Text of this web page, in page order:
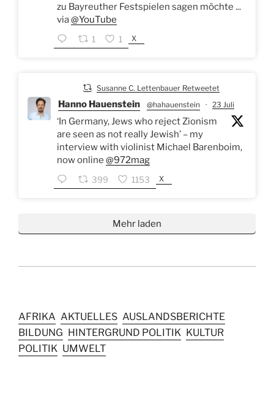
zu Bayreuther Festspielen sagen möchte ...
via@YouTube
1 1 X
Susanne C. Lettenbauer Retweetet
Hanno Hauenstein @hahauenstein · 23 Juli
‘In Germany, Jews who reject Zionism
are seen as not really Jewish’ – my
interview with violinist Michael Barenboim,
now online @972mag
399 1153 X
Mehr laden
AFRIKA AKTUELLES AUSLANDSBERICHTE
BILDUNG HINTERGRUND POLITIK KULTUR
POLITIK UMWELT